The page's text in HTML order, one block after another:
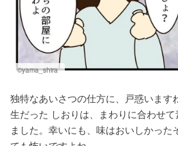
©yama_shira
独特なあいさつの仕方に、戸惑いま
生だった しおりは、まわりに合わせ
ました。幸いにも、味はおいしかった